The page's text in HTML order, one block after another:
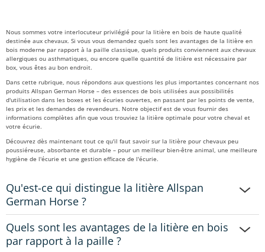
Téléchargements
Nous sommes votre interlocuteur privilégié pour la litière en bois de haute qualité
destinée aux chevaux. Si vous vous demandez quels sont les avantages de la litière en
bois moderne par rapport à la paille classique, quels produits conviennent aux chevaux
allergiques ou asthmatiques, ou encore quelle quantité de litière est nécessaire par
box, vous êtes au bon endroit.
Dans cette rubrique, nous répondons aux questions les plus importantes concernant nos
produits Allspan German Horse – des essences de bois utilisées aux possibilités
d'utilisation dans les boxes et les écuries ouvertes, en passant par les points de vente,
les prix et les demandes de revendeurs. Notre objectif est de vous fournir des
informations complètes afin que vous trouviez la litière optimale pour votre cheval et
votre écurie.
Découvrez dès maintenant tout ce qu'il faut savoir sur la litière pour chevaux peu
poussiéreuse, absorbante et durable – pour un meilleur bien-être animal, une meilleure
hygiène de l'écurie et une gestion efficace de l'écurie.
Qu'est-ce qui distingue la litière Allspan
German Horse ?
Quels sont les avantages de la litière en bois
par rapport à la paille ?